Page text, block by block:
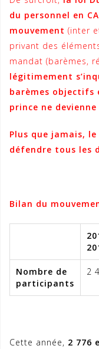
du personnel en
mouvement (inter
privant des
mandat (barèmes,
légitimement
barèmes
prince ne
Plus que jamais, le
défendre tous les
Bilan du
Nombre de
participants
2
Cette année, 2 776